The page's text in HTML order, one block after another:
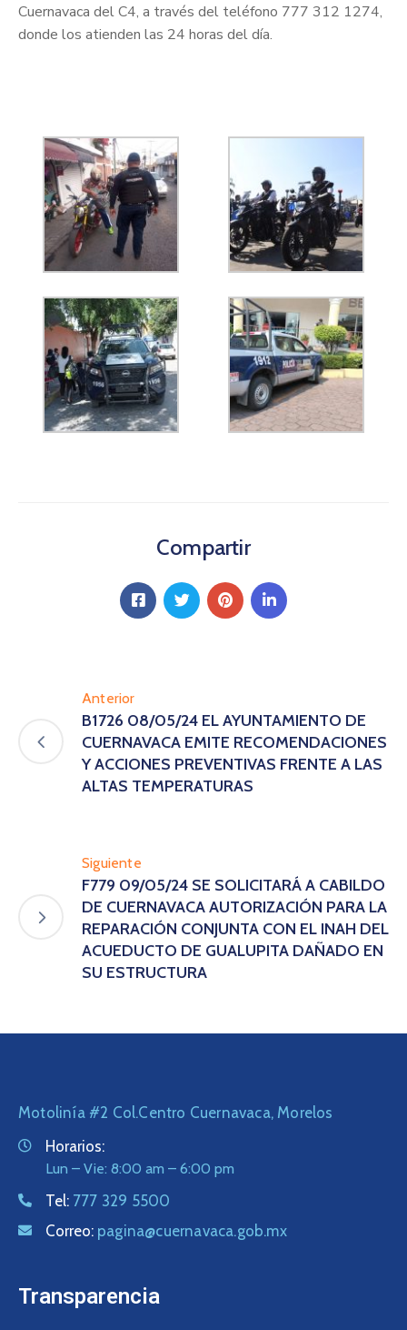
Cuernavaca del C4, a través del teléfono 777 312 1274,
donde los atienden las 24 horas del día.
Compartir
Anterior
B1726 08/05/24 EL AYUNTAMIENTO DE
CUERNAVACA EMITE RECOMENDACIONES
Y ACCIONES PREVENTIVAS FRENTE A LAS
ALTAS TEMPERATURAS
Siguiente
F779 09/05/24 SE SOLICITARÁ A CABILDO
DE CUERNAVACA AUTORIZACIÓN PARA LA
REPARACIÓN CONJUNTA CON EL INAH DEL
ACUEDUCTO DE GUALUPITA DAÑADO EN
SU ESTRUCTURA
Motolinía #2 Col.Centro Cuernavaca, Morelos
Horarios:
Lun – Vie: 8:00 am – 6:00 pm
Tel: 777 329 5500
Correo: pagina@cuernavaca.gob.mx
Transparencia